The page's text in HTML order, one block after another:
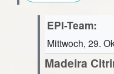
EPI-Team:
Mittwoch, 29.
Madeira